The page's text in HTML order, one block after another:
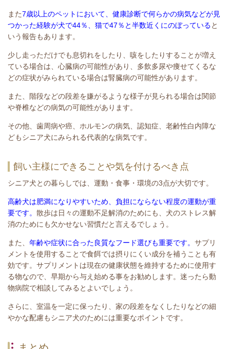
また7歳以上のペットにおいて、健康診断で何らかの病気などが見
つかった経験が犬で44％、猫で47％と半数近くにのぼっていると
いう報告もあります。
少し走っただけでも息切れをしたり、咳をしたりすることが増え
ている場合は、心臓病の可能性があり、多飲多尿や痩せてくるな
どの症状がみられている場合は腎臓病の可能性があります。
また、階段などの段差を嫌がるような様子が見られる場合は関節
や脊椎などの病気の可能性があります。
その他、歯周病や癌、ホルモンの病気、認知症、老齢性白内障な
どもシニア犬にみられる代表的な病気です。
飼い主様にできることや気を付けるべき点
シニア犬との暮らしでは、運動・食事・環境の3点が大切です。
高齢犬は肥満になりやすいため、負担にならない程度の運動が重
要です。 散歩は日々の運動不足解消のためにも、犬のストレス解
消のためにも欠かせない習慣だと言えるでしょう。
また、 年齢や症状に合った良質なフード選びも重要です。 サプリ
メントを使用することで食餌では摂りにくい成分を補うことも有
効です。サプリメントは現在の健康状態を維持するために使用す
る物なので、早期から与え始める事をお勧めします。迷ったら動
物病院で相談してみるとよいでしょう。
さらに、室温を一定に保ったり、家の段差をなくしたりなどの細
やかな配慮もシニア犬のためには重要なポイントです。